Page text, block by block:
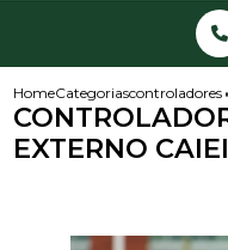
HomeCategoriascontroladores
EXTERNO